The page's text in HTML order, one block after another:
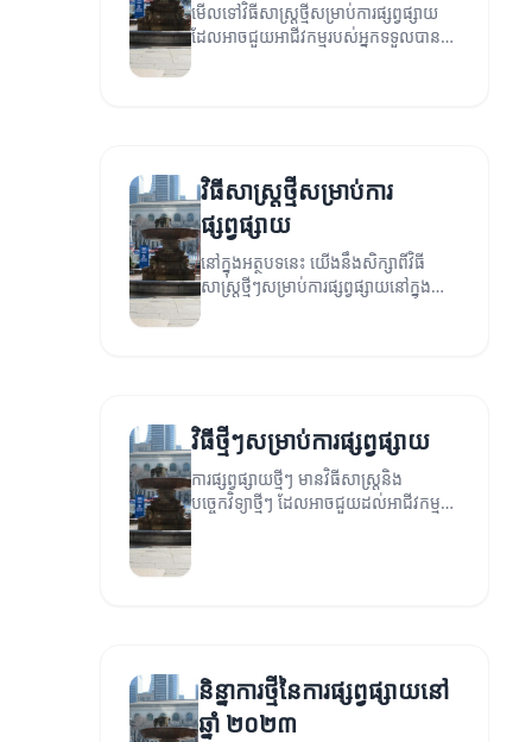
មើលទៅវិធីសាស្ត្រថ្មីសម្រាប់ការផ្សព្វផ្សាយ
ដែលអាចជួយអាជីវកម្មរបស់អ្នកទទួលបាន
វិធីសាស្ត្រថ្មីសម្រាប់ការ
ផ្សព្វផ្សាយ
នៅក្នុងអត្ថបទនេះ យើងនឹងសិក្សាពីវិធី
សាស្ត្រថ្មីៗសម្រាប់ការផ្សព្វផ្សាយនៅក្នុង
សម័យឌីជីថល។
វិធីថ្មីៗសម្រាប់ការផ្សព្វផ្សាយ
ការផ្សព្វផ្សាយថ្មីៗ មានវិធីសាស្ត្រនិង
បច្ចេកវិទ្យាថ្មីៗ ដែលអាចជួយដល់អាជីវកម្ម
និន្នាការថ្មីនៃការផ្សព្វផ្សាយនៅ
ឆ្នាំ ២០២៣